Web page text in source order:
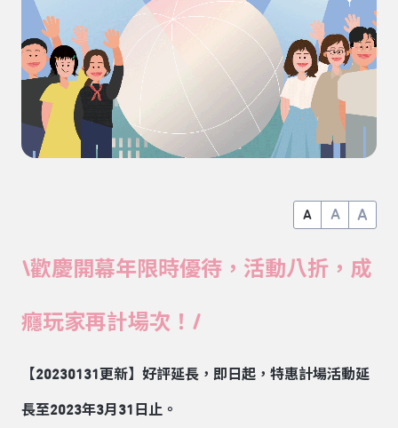
A A A
\歡慶開幕年限時優待，活動八折，成
癮玩家再計場次！/
【20230131更新】好評延長，即日起，特惠計場活動延
長至2023年3月31日止。